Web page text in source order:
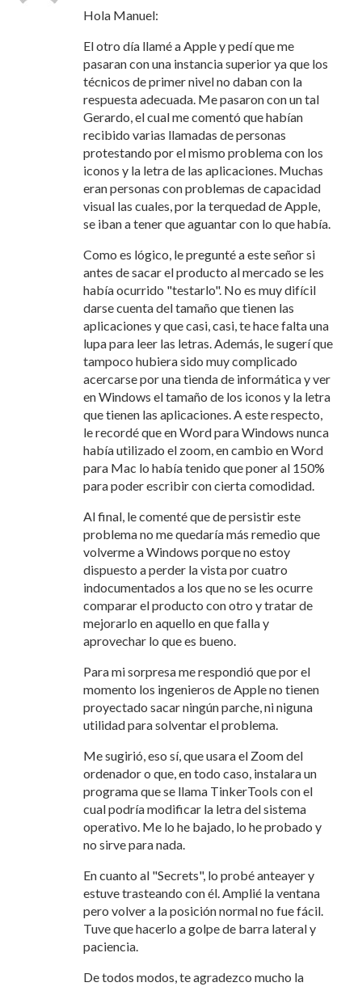
Hola Manuel:
El otro día llamé a Apple y pedí que me
pasaran con una instancia superior ya que los
técnicos de primer nivel no daban con la
respuesta adecuada. Me pasaron con un tal
Gerardo, el cual me comentó que habían
recibido varias llamadas de personas
protestando por el mismo problema con los
iconos y la letra de las aplicaciones. Muchas
eran personas con problemas de capacidad
visual las cuales, por la terquedad de Apple,
se iban a tener que aguantar con lo que había.
Como es lógico, le pregunté a este señor si
antes de sacar el producto al mercado se les
había ocurrido "testarlo". No es muy difícil
darse cuenta del tamaño que tienen las
aplicaciones y que casi, casi, te hace falta una
lupa para leer las letras. Además, le sugerí que
tampoco hubiera sido muy complicado
acercarse por una tienda de informática y ver
en Windows el tamaño de los iconos y la letra
que tienen las aplicaciones. A este respecto,
le recordé que en Word para Windows nunca
había utilizado el zoom, en cambio en Word
para Mac lo había tenido que poner al 150%
para poder escribir con cierta comodidad.
Al final, le comenté que de persistir este
problema no me quedaría más remedio que
volverme a Windows porque no estoy
dispuesto a perder la vista por cuatro
indocumentados a los que no se les ocurre
comparar el producto con otro y tratar de
mejorarlo en aquello en que falla y
aprovechar lo que es bueno.
Para mi sorpresa me respondió que por el
momento los ingenieros de Apple no tienen
proyectado sacar ningún parche, ni niguna
utilidad para solventar el problema.
Me sugirió, eso sí, que usara el Zoom del
ordenador o que, en todo caso, instalara un
programa que se llama TinkerTools con el
cual podría modificar la letra del sistema
operativo. Me lo he bajado, lo he probado y
no sirve para nada.
En cuanto al "Secrets", lo probé anteayer y
estuve trasteando con él. Amplié la ventana
pero volver a la posición normal no fue fácil.
Tuve que hacerlo a golpe de barra lateral y
paciencia.
De todos modos, te agradezco mucho la